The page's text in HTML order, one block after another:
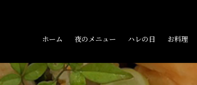
ホーム 夜のメニュー ハレの日 お料理